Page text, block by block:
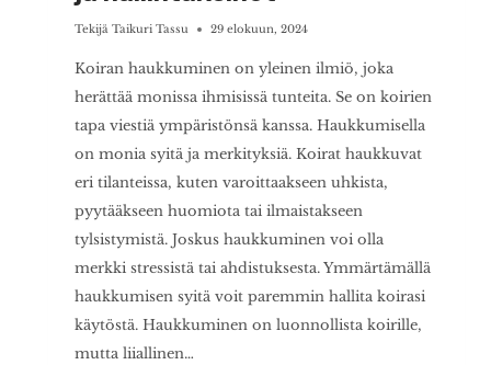
Tekijä Taikuri Tassu 29 elokuun, 2024
Koiran haukkuminen on yleinen ilmiö, joka
herättää monissa ihmisissä tunteita. Se on koirien
tapa viestiä ympäristönsä kanssa. Haukkumisella
on monia syitä ja merkityksiä. Koirat haukkuvat
eri tilanteissa, kuten varoittaakseen uhkista,
pyytääkseen huomiota tai ilmaistakseen
tylsistymistä. Joskus haukkuminen voi olla
merkki stressistä tai ahdistuksesta. Ymmärtämällä
haukkumisen syitä voit paremmin hallita koirasi
käytöstä. Haukkuminen on luonnollista koirille,
mutta liiallinen…